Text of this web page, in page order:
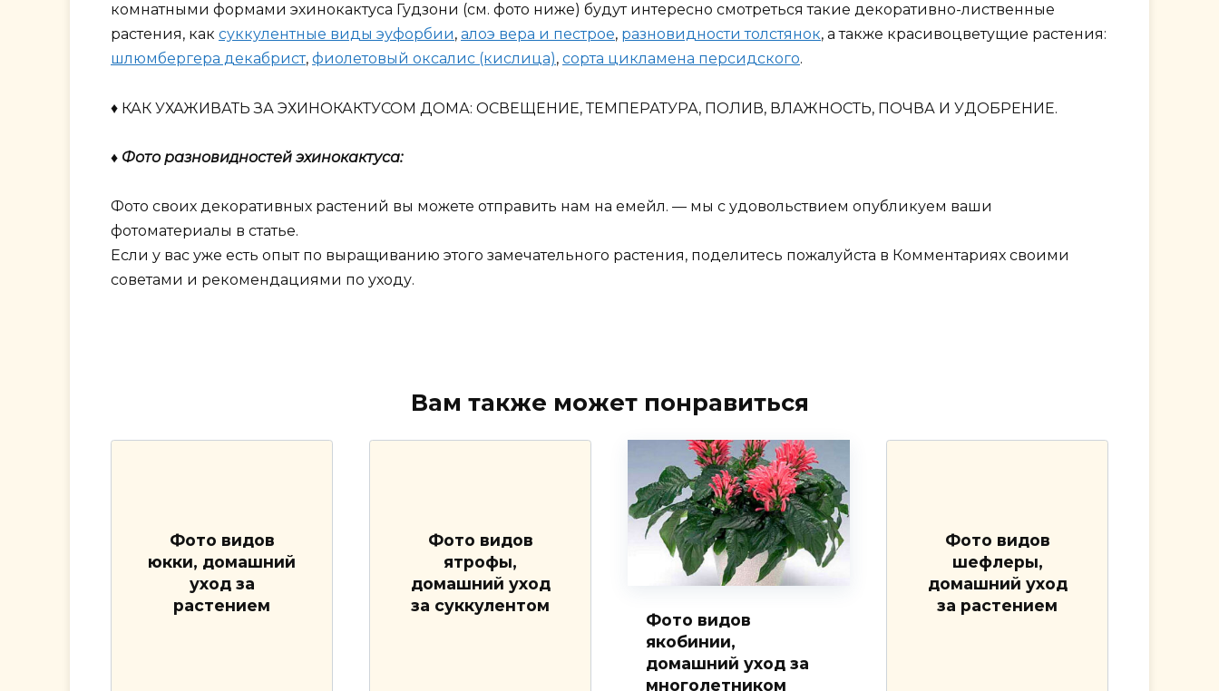
комнатными формами эхинокактуса Гудзони (см. фото ниже) будут интересно смотреться такие декоративно-лиственные
растения, как суккулентные виды эуфорбии, алоэ вера и пестрое, разновидности толстянок, а также красивоцветущие растения:
шлюмбергера декабрист, фиолетовый оксалис (кислица), сорта цикламена персидского.
♦ КАК УХАЖИВАТЬ ЗА ЭХИНОКАКТУСОМ ДОМА: ОСВЕЩЕНИЕ, ТЕМПЕРАТУРА, ПОЛИВ, ВЛАЖНОСТЬ, ПОЧВА И УДОБРЕНИЕ.
♦ Фото разновидностей эхинокактуса:
Фото своих декоративных растений вы можете отправить нам на емейл. — мы с удовольствием опубликуем ваши
фотоматериалы в статье.
Если у вас уже есть опыт по выращиванию этого замечательного растения, поделитесь пожалуйста в Комментариях своими
советами и рекомендациями по уходу.
Вам также может понравиться
Фото видов
юкки, домашний
уход за
растением
Фото видов
ятрофы,
домашний уход
за суккулентом
Фото видов
якобинии,
домашний уход за
многолетником
Фото видов
шефлеры,
домашний уход
за растением